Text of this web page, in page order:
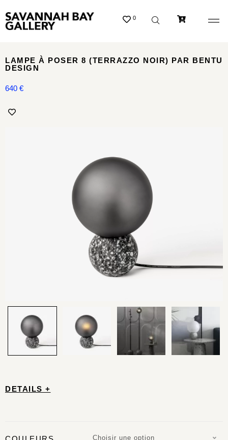
0
DETAILS +
Choisir une option
LAMPE À POSER 8 (TERRAZZO NOIR) PAR BENTU
DESIGN
640 €